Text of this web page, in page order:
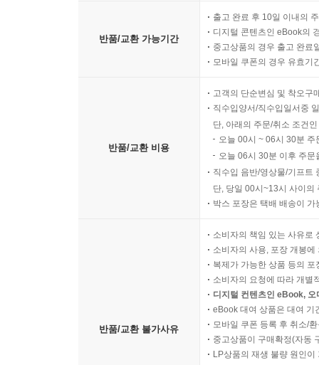
반품/교환 가능기간
출고 완료 후 10일 이내의
디지털 콘텐츠인 eBook의
중고상품의 경우 출고 완료
모바일 쿠폰의 경우 유효기
반품/교환 비용
고객의 단순변심 및 착오구
직수입양서/직수입일서중
단, 아래의 주문/취소 조건
오늘 00시 ~ 06시 30분
오늘 06시 30분 이후 주
직수입 음반/영상물/기프트
단, 당일 00시~13시 사이의
박스 포장은 택배 배송이
반품/교환 불가사유
소비자의 책임 있는 사유로
소비자의 사용, 포장 개봉
복제가 가능한 상품 등의
소비자의 요청에 따라 개별
디지털 컨텐츠인 eBook,
eBook 대여 상품은 대여 기
모바일 쿠폰 등록 후 취소/
중고상품이 구매확정(자동
LP상품의 재생 불량 원인